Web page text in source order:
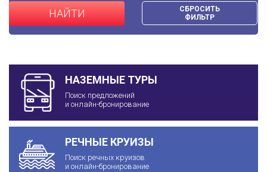
НАЙТИ
СБРОСИТЬ
ФИЛЬТР
НАЗЕМНЫЕ ТУРЫ
Поиск предложений
и онлайн-бронирование
РЕЧНЫЕ КРУИЗЫ
Поиск речных круизов
и онлайн-бронирование